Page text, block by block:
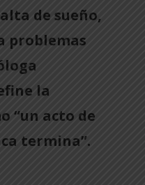
de sueño,
problemas
la
“un acto de
termina”.